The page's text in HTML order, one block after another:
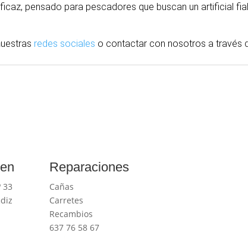
pensado para pescadores que buscan un artificial
redes sociales o contactar con nosotros a través
33
Reparaciones
Cañas
Carretes
Recambios
637 76 58 67